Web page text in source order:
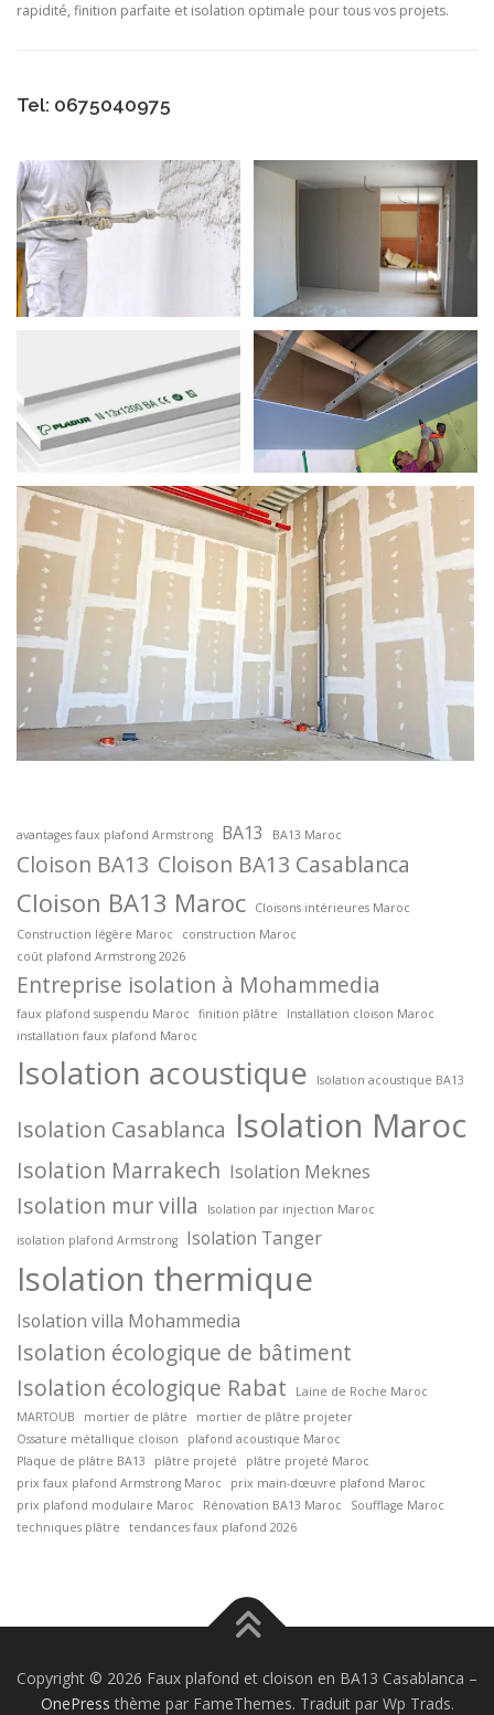
rapidité, finition parfaite et isolation optimale pour tous vos projets.
Tel: 0675040975
avantages faux plafond Armstrong BA13 BA13 Maroc
Cloison BA13 Cloison BA13 Casablanca
Cloison BA13 Maroc
Cloisons intérieures Maroc
Construction légère Maroc
construction Maroc
coût plafond Armstrong 2026
Entreprise isolation à Mohammedia
faux plafond suspendu Maroc finition plâtre
Installation cloison Maroc
installation faux plafond Maroc
Isolation acoustique Isolation acoustique BA13
Isolation Casablanca Isolation Maroc
Isolation Marrakech Isolation Meknes
Isolation mur villa
Isolation par injection Maroc
isolation plafond Armstrong
Isolation Tanger
Isolation thermique
Isolation villa Mohammedia
Isolation écologique de bâtiment
Isolation écologique Rabat
Laine de Roche Maroc
MARTOUB
mortier de plâtre
mortier de plâtre projeter
Ossature métallique cloison
plafond acoustique Maroc
Plaque de plâtre BA13
plâtre projeté
plâtre projeté Maroc
prix faux plafond Armstrong Maroc
prix main-dœuvre plafond Maroc
prix plafond modulaire Maroc
Rénovation BA13 Maroc
Soufflage Maroc
techniques plâtre
tendances faux plafond 2026
Copyright © 2026 Faux plafond et cloison en BA13 Casablanca –
OnePress thème par FameThemes. Traduit par Wp Trads.